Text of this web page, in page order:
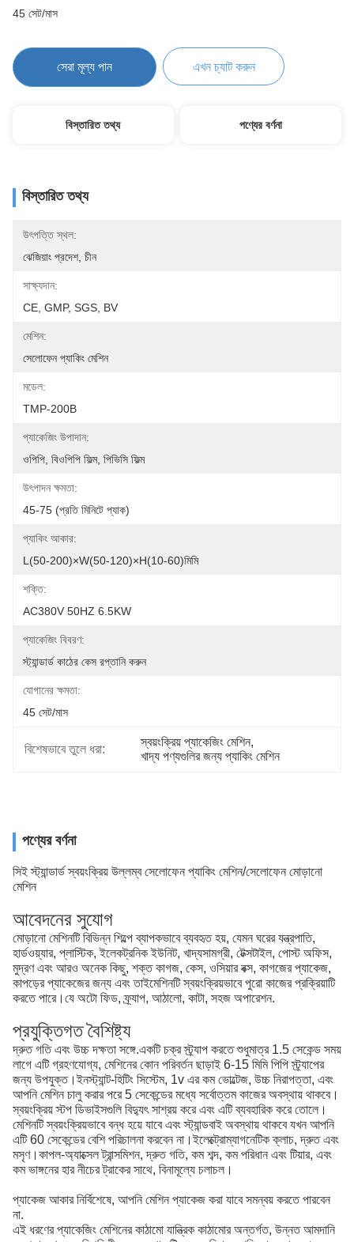
45 সেট/মাস
সেরা মূল্য পান এখন চ্যাট করুন
বিস্তারিত তথ্য পণ্যের বর্ণনা
বিস্তারিত তথ্য
উৎপত্তি স্থল:
ঝেজিয়াং প্রদেশ, চীন
সাক্ষ্যদান:
CE, GMP, SGS, BV
মেশিন:
সেলোফেন প্যাকিং মেশিন
মডেল:
TMP-200B
প্যাকেজিং উপাদান:
ওপিপি, বিওপিপি ফিল্ম, পিভিসি ফিল্ম
উৎপাদন ক্ষমতা:
45-75 (প্রতি মিনিটে প্যাক)
প্যাকিং আকার:
L(50-200)×W(50-120)×H(10-60)মিমি
শক্তি:
AC380V 50HZ 6.5KW
প্যাকেজিং বিবরণ:
স্ট্যান্ডার্ড কাঠের কেস রপ্তানি করুন
যোগানের ক্ষমতা:
45 সেট/মাস
বিশেষভাবে তুলে ধরা:
স্বয়ংক্রিয় প্যাকেজিং মেশিন,
খাদ্য পণ্যগুলির জন্য প্যাকিং মেশিন
পণ্যের বর্ণনা
সিই স্ট্যান্ডার্ড স্বয়ংক্রিয় উল্লম্ব সেলোফেন প্যাকিং মেশিন/সেলোফেন মোড়ানো
মেশিন
আবেদনের সুযোগ
মোড়ানো মেশিনটি বিভিন্ন শিল্পে ব্যাপকভাবে ব্যবহৃত হয়, যেমন ঘরের যন্ত্রপাতি,
হার্ডওয়্যার, প্লাস্টিক, ইলেকট্রনিক ইউনিট, খাদ্যসামগ্রী, টেক্সটাইল, পোস্ট অফিস,
মুদ্রণ এবং আরও অনেক কিছু, শক্ত কাগজ, কেস, ওসিয়ার বক্স, কাগজের প্যাকেজ,
কাপড়ের প্যাকেজের জন্য এবং তাইমেশিনটি স্বয়ংক্রিয়ভাবে পুরো কাজের প্রক্রিয়াটি
করতে পারে।যে অটো ফিড, ফ্র্যাপ, আঠালো, কাটা, সহজ অপারেশন.
প্রযুক্তিগত বৈশিষ্ট্য
দ্রুত গতি এবং উচ্চ দক্ষতা সঙ্গে.একটি চক্র স্ট্র্যাপ করতে শুধুমাত্র 1.5 সেকেন্ড সময়
লাগে এটি গ্রহণযোগ্য, মেশিনের কোন পরিবর্তন ছাড়াই 6-15 মিমি পিপি স্ট্র্যাপের
জন্য উপযুক্ত।ইনস্ট্যান্ট-হিটিং সিস্টেম, 1v এর কম ভোল্টেজ, উচ্চ নিরাপত্তা, এবং
আপনি মেশিন চালু করার পরে 5 সেকেন্ডের মধ্যে সর্বোত্তম কাজের অবস্থায় থাকবে।
স্বয়ংক্রিয় স্টপ ডিভাইসগুলি বিদ্যুৎ সাশ্রয় করে এবং এটি ব্যবহারিক করে তোলে।
মেশিনটি স্বয়ংক্রিয়ভাবে বন্ধ হয়ে যাবে এবং স্ট্যান্ডবাই অবস্থায় থাকবে যখন আপনি
এটি 60 সেকেন্ডের বেশি পরিচালনা করবেন না।ইলেক্ট্রোম্যাগনেটিক ক্লাচ, দ্রুত এবং
মসৃণ।কাপল-অ্যাক্সেল ট্রান্সমিশন, দ্রুত গতি, কম শব্দ, কম পরিধান এবং টিয়ার, এবং
কম ভাঙ্গনের হার নীচের ট্রাকের সাথে, বিনামূল্যে চলাচল।
প্যাকেজ আকার নির্বিশেষে, আপনি মেশিন প্যাকেজ করা যাবে সমন্বয় করতে পারবেন
না.
এই ধরণের প্যাকেজিং মেশিনের কাঠামো যান্ত্রিক কাঠামোর অন্তর্গত, উন্নত আমদানি